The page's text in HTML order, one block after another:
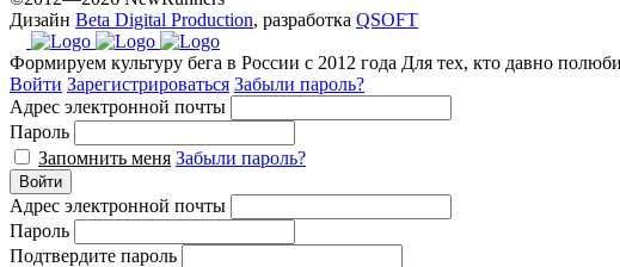
Дизайн Beta Digital Production, разработка QSOFT
Формируем культуру бега в России с 2012 года Для тех, кто давно
Войти Зарегистрироваться Забыли пароль?
Адрес электронной почты
Пароль
Запомнить меня Забыли пароль?
Войти
Адрес электронной почты
Пароль
Подтвердите пароль